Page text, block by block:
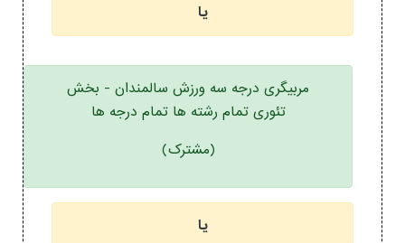
یا
مربیگری درجه سه ورزش سالمندان - بخش
تئوری تمام رشته ها تمام درجه ها
(مشترک)
یا